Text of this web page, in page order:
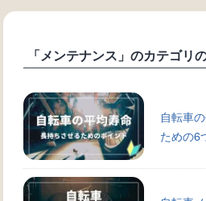
「メンテナンス」のカテゴリ
自転車
ための6